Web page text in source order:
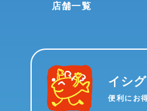
店舗一覧
イシ
便利にお